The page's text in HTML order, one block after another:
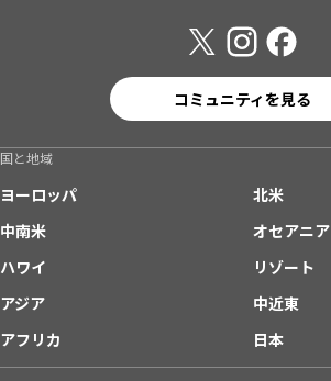
コミュニティを見る
国と地域
ヨーロッパ
北米
中南米
オセアニア
ハワイ
リゾート
アジア
中近東
アフリカ
日本